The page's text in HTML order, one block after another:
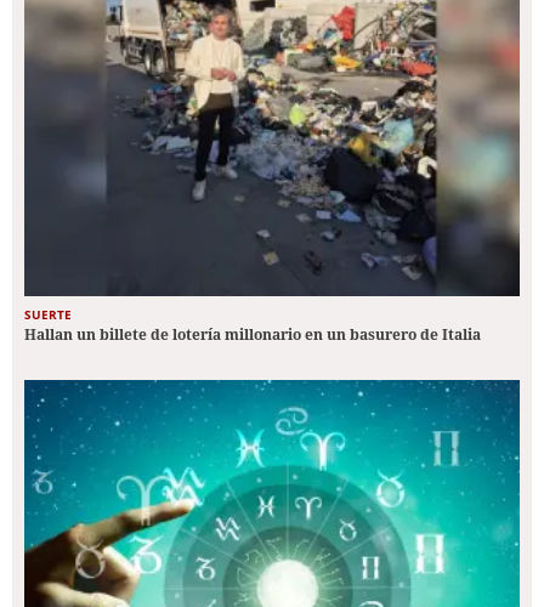
SUERTE
Hallan un billete de lotería millonario en un basurero de Italia